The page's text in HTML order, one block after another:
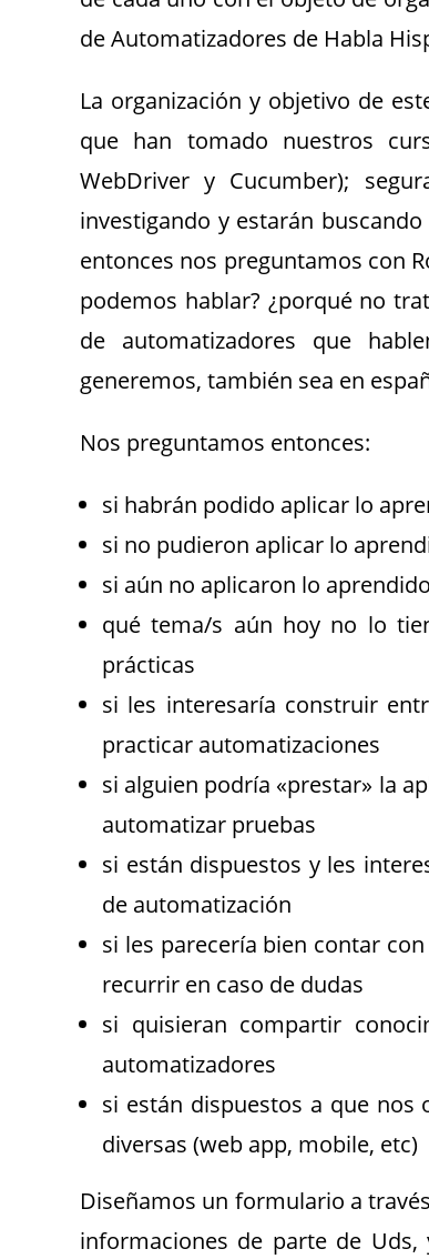
de Automatizadores de Habla
La organización y objetivo de
que han tomado nuestros
WebDriver y Cucumber);
investigando y estarán
entonces nos preguntamos con
podemos hablar? ¿porqué no
de automatizadores que
generemos, también sea en
Nos preguntamos entonces:
si habrán podido aplicar lo
si no pudieron aplicar lo
si aún no aplicaron lo
qué tema/s aún hoy no lo
prácticas
si les interesaría construir
practicar automatizaciones
si alguien podría «prestar» la
automatizar pruebas
si están dispuestos y les
de automatización
si les parecería bien contar
recurrir en caso de dudas
si quisieran compartir
automatizadores
si están dispuestos a que nos
diversas (web app, mobile, etc)
Diseñamos un formulario a
informaciones de parte de